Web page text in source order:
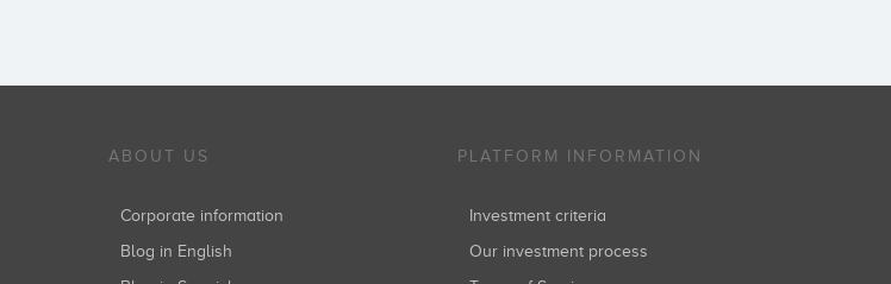
ABOUT US
Corporate information
Blog in English
PLATFORM INFORMATION
Investment criteria
Our investment process